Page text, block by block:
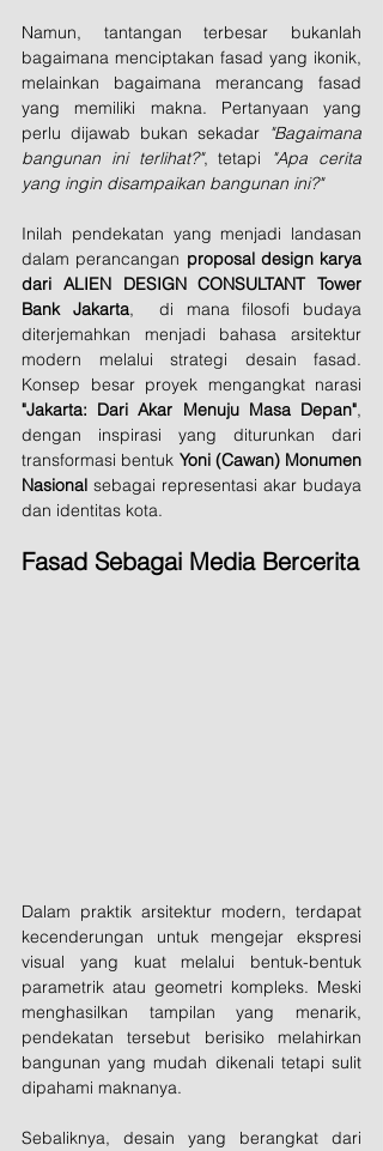
Namun, tantangan terbesar bukanlah
bagaimana menciptakan fasad yang ikonik,
melainkan bagaimana merancang fasad
yang memiliki makna. Pertanyaan yang
perlu dijawab bukan sekadar "Bagaimana
bangunan ini terlihat?", tetapi "Apa cerita
yang ingin disampaikan bangunan ini?"
Inilah pendekatan yang menjadi landasan
dalam perancangan proposal design karya
dari ALIEN DESIGN CONSULTANT Tower
Bank Jakarta,  di mana filosofi budaya
diterjemahkan menjadi bahasa arsitektur
modern melalui strategi desain fasad.
"Jakarta: Dari Akar Menuju Masa Depan",
dengan inspirasi yang diturunkan dari
transformasi bentuk Yoni (Cawan) Monumen
Nasional sebagai representasi akar budaya
dan identitas kota.
Fasad Sebagai Media Bercerita
Dalam praktik arsitektur modern, terdapat
kecenderungan untuk mengejar ekspresi
visual yang kuat melalui bentuk-bentuk
parametrik atau geometri kompleks. Meski
menghasilkan tampilan yang menarik,
pendekatan tersebut berisiko melahirkan
bangunan yang mudah dikenali tetapi sulit
dipahami maknanya.
Sebaliknya, desain yang berangkat dari